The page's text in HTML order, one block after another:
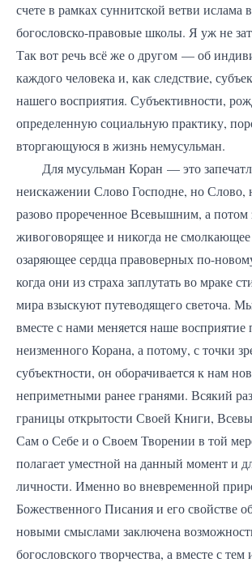
счете в рамках суннитской ветви ислама
богословско-правовые школы. Я уж не
Так вот речь всё же о другом — об
каждого человека и, как следствие,
нашего восприятия. Субъективности,
определенную социальную практику,
вторгающуюся в жизнь немусульман.
Для мусульман Коран — это
неискажении Слово Господне, но Слово,
разово прореченное Всевышним, а потом
живоговорящее и никогда не
озаряющее сердца правоверных по-
когда они из страха заплутать во мраке
мира взыскуют путеводящего светоча.
вместе с нами меняется наше восприятие
неизменного Корана, а потому, с точки
субъектности, он оборачивается к нам
неприметными ранее гранями. Всякий
границы открытости Своей Книги,
Сам о Себе и о Своем Творении в той
полагает уместной на данный момент и
личности. Именно во вневременной
Божественного Писания и его свойстве
новыми смыслами заключена
богословского творчества, а вместе с